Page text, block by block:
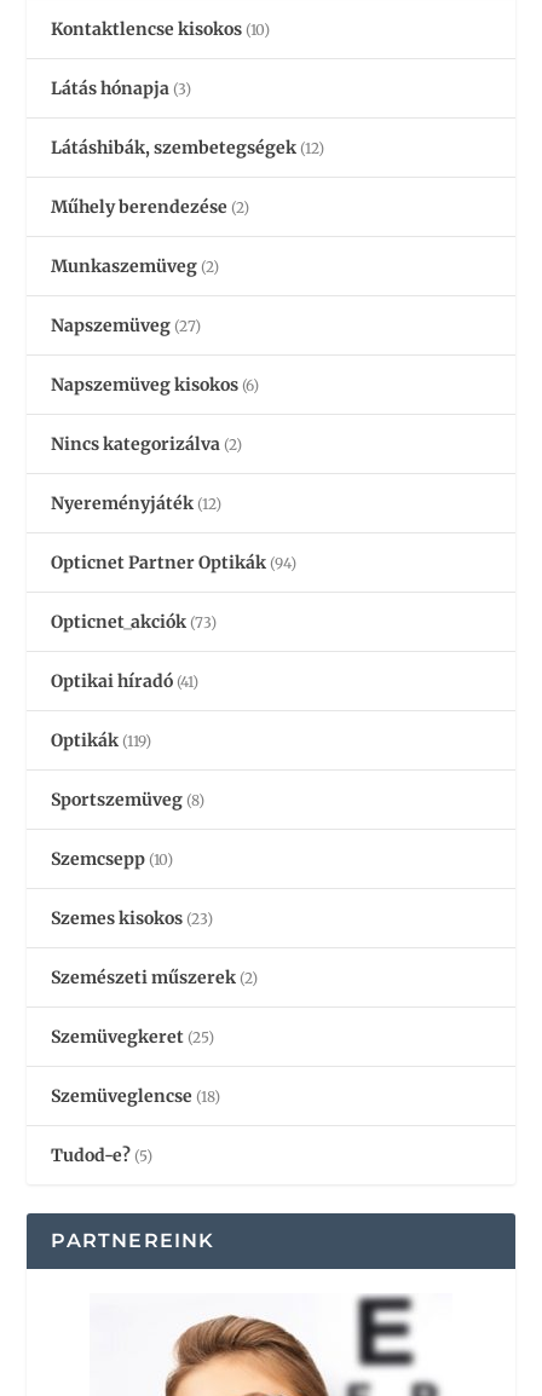
Kontaktlencse kisokos (10)
Látás hónapja (3)
Látáshibák, szembetegségek (12)
Műhely berendezése (2)
Munkaszemüveg (2)
Napszemüveg (27)
Napszemüveg kisokos (6)
Nincs kategorizálva (2)
Nyereményjáték (12)
Opticnet Partner Optikák (94)
Opticnet_akciók (73)
Optikai híradó (41)
Optikák (119)
Sportszemüveg (8)
Szemcsepp (10)
Szemes kisokos (23)
Szemészeti műszerek (2)
Szemüvegkeret (25)
Szemüveglencse (18)
Tudod-e? (5)
PARTNEREINK